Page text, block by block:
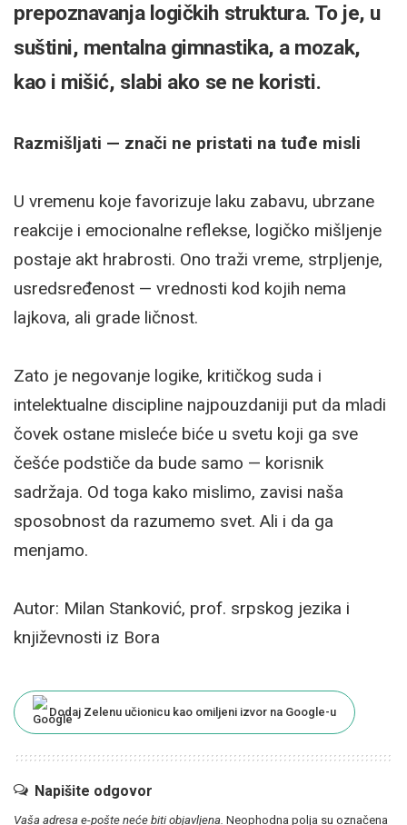
prepoznavanja logičkih struktura. To je, u
suštini, mentalna gimnastika, a mozak,
kao i mišić, slabi ako se ne koristi.
Razmišljati — znači ne pristati na tuđe misli
U vremenu koje favorizuje laku zabavu, ubrzane
reakcije i emocionalne reflekse, logičko mišljenje
postaje akt hrabrosti. Ono traži vreme, strpljenje,
usredsređenost — vrednosti kod kojih nema
lajkova, ali grade ličnost.
Zato je negovanje logike, kritičkog suda i
intelektualne discipline najpouzdaniji put da mladi
čovek ostane misleće biće u svetu koji ga sve
češće podstiče da bude samo — korisnik
sadržaja. Od toga kako mislimo, zavisi naša
sposobnost da razumemo svet. Ali i da ga
menjamo.
Autor: Milan Stanković, prof. srpskog jezika i
književnosti iz Bora
Dodaj Zelenu učionicu kao omiljeni izvor na Google-u
Napišite odgovor
Vaša adresa e-pošte neće biti objavljena. Neophodna polja su označena